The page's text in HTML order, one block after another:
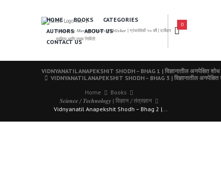
𝑨 𝑳𝒆𝒂𝒅𝒊𝒏𝒈 𝑴𝒂𝒓𝒂𝒕𝒉𝒊 𝑩𝒐𝒐𝒌𝒔 𝑷𝒖𝒃𝒍𝒊𝒔𝒉𝒆𝒓 | ग्रंथसेवेची ५० वर्षे | दर्जेदार
साहित्य आणि उत्तम निर्मिती
HOME BOOKS
CATEGORIES
AUTHORS
ABOUT US
CONTACT US
0
VIDNYANATIL ANAPEKSHIT SHODH – BHAG 1 | विज्ञानातील अनपेक्षित शोध
VIDNYANATIL ANAPEKSHIT SHODH – BHAG 3 | विज्ञानातील अनपेक्षित
Home
Books
𝑺𝒄𝒊𝒆𝒏𝒄𝒆 / 𝑻𝒆𝒄𝒉𝒏𝒐𝒍𝒐𝒈𝒚 | विज्ञान / तंत्रज्ञान
Vidnyanatil Anapekshit Shodh – Bhag 2 |...